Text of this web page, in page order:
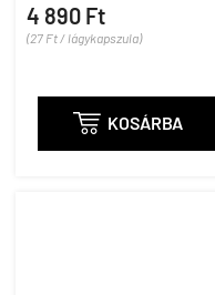
4 890 Ft
(27 Ft / lágykapszula)
 KOSÁRBA